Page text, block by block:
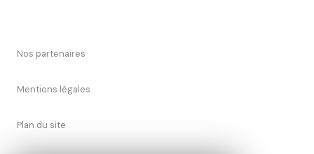
Nos partenaires
Mentions légales
Plan du site